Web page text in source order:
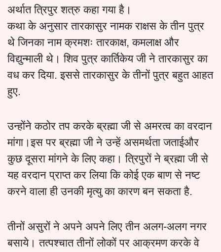
अर्थात त्रिपुर शत्रु कहा गया है।
कथा के अनुसार तारकासुर नामक राक्षस के तीन पुत्र
थे जिनका नाम क्रमशः तारकाक्ष, कमलाक्ष और
विद्युन्माली थे। शिव पुत्र कार्तिकेय जी ने तारकासुर का
वध कर दिया. इससे तारकासुर के तीनों पुत्र बहुत आहत
हुए.
उन्होंने कठोर तप करके ब्रह्मा जी से अमरत्व का वरदान
मांगा।इस पर ब्रह्मा जी ने उन्हें असमर्थता जताईऔर
कुछ दूसरा मांगने के लिए कहा। त्रिपुरों ने ब्रह्मा जी से
यह वरदान प्राप्त कर लिया कि कोई एक बाण से नष्ट
करने वाला ही उनकी मृत्यु का कारण बन सकता है.
तीनों असुरों ने अपने अपने लिए तीन अलग-अलग नगर
बसाये। तत्पश्चात तीनों लोकों पर आक्रमण करके वे